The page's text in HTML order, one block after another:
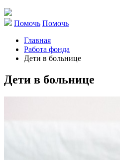
Помочь Помочь
Главная
Работа фонда
Дети в больнице
Дети в больнице